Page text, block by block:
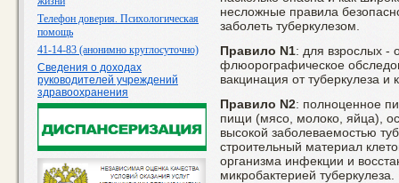
Телефон доверия. Психологическая
помощь
41-14-83 (анонимно круглосуточно)
Сведения о доходах
руководителей учреждений
здравоохранения
несложные правила
заболеть туберкулезом.
Правило N1: для взрослых -
флюорографическое
вакцинация от туберкулеза и
Правило N2: полноценное
пищи (мясо, молоко, яйца),
высокой заболеваемостью
строительный материал
организма инфекции и
микробактерией туберкулеза.